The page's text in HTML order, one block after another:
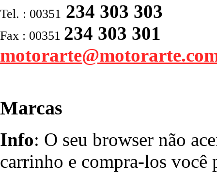
Tel. : 00351 234 303 303
Fax : 00351 234 303 301
Marcas
Info: O seu browser não
carrinho e compra-los você